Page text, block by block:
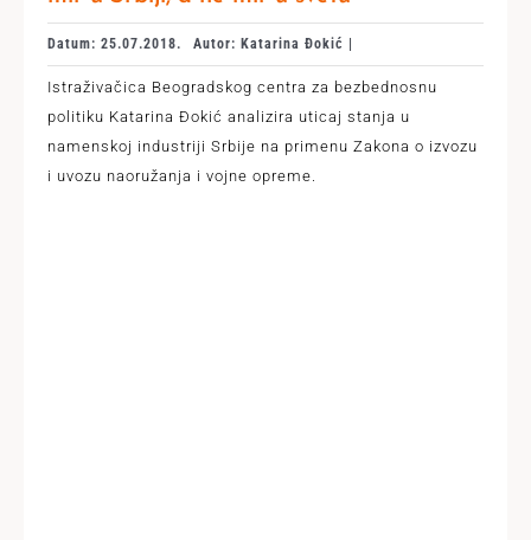
Datum: 25.07.2018. Autor: Katarina Đokić |
Istraživačica Beogradskog centra za bezbednosnu
politiku Katarina Đokić analizira uticaj stanja u
namenskoj industriji Srbije na primenu Zakona o izvozu
i uvozu naoružanja i vojne opreme.